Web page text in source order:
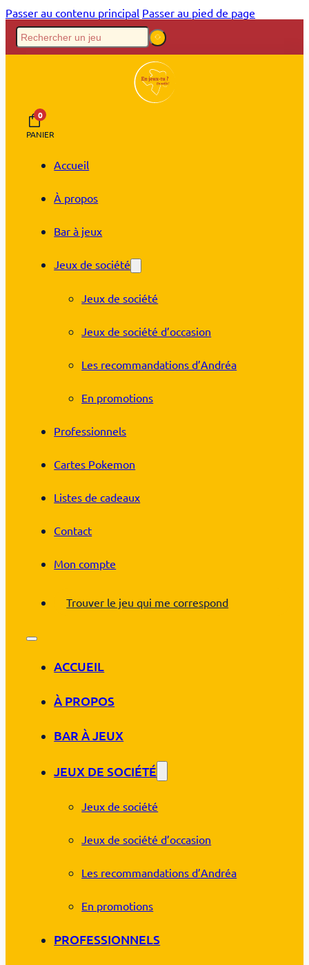
Passer au contenu principal Passer au pied de page
0
PANIER
Accueil
À propos
Bar à jeux
Jeux de société
Jeux de société
Jeux de société d’occasion
Les recommandations d’Andréa
En promotions
Professionnels
Cartes Pokemon
Listes de cadeaux
Contact
Mon compte
Trouver le jeu qui me correspond
ACCUEIL
À PROPOS
BAR À JEUX
JEUX DE SOCIÉTÉ
Jeux de société
Jeux de société d’occasion
Les recommandations d’Andréa
En promotions
PROFESSIONNELS